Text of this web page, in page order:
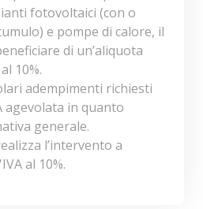
fotovoltaici (con o
e pompe di calore, il
di un’aliquota
10%.
adempimenti richiesti
agevolata in quanto
generale.
l’intervento a
al 10%.